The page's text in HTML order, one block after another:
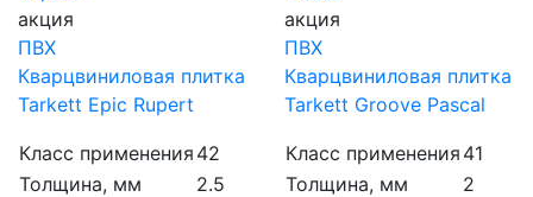
акция
ПВХ
Кварцвиниловая плитка
Tarkett Epic Rupert
Класс применения 42
Толщина, мм
2.5
акция
ПВХ
Кварцвиниловая плитка
Tarkett Groove Pascal
Класс применения 41
Толщина, мм
2